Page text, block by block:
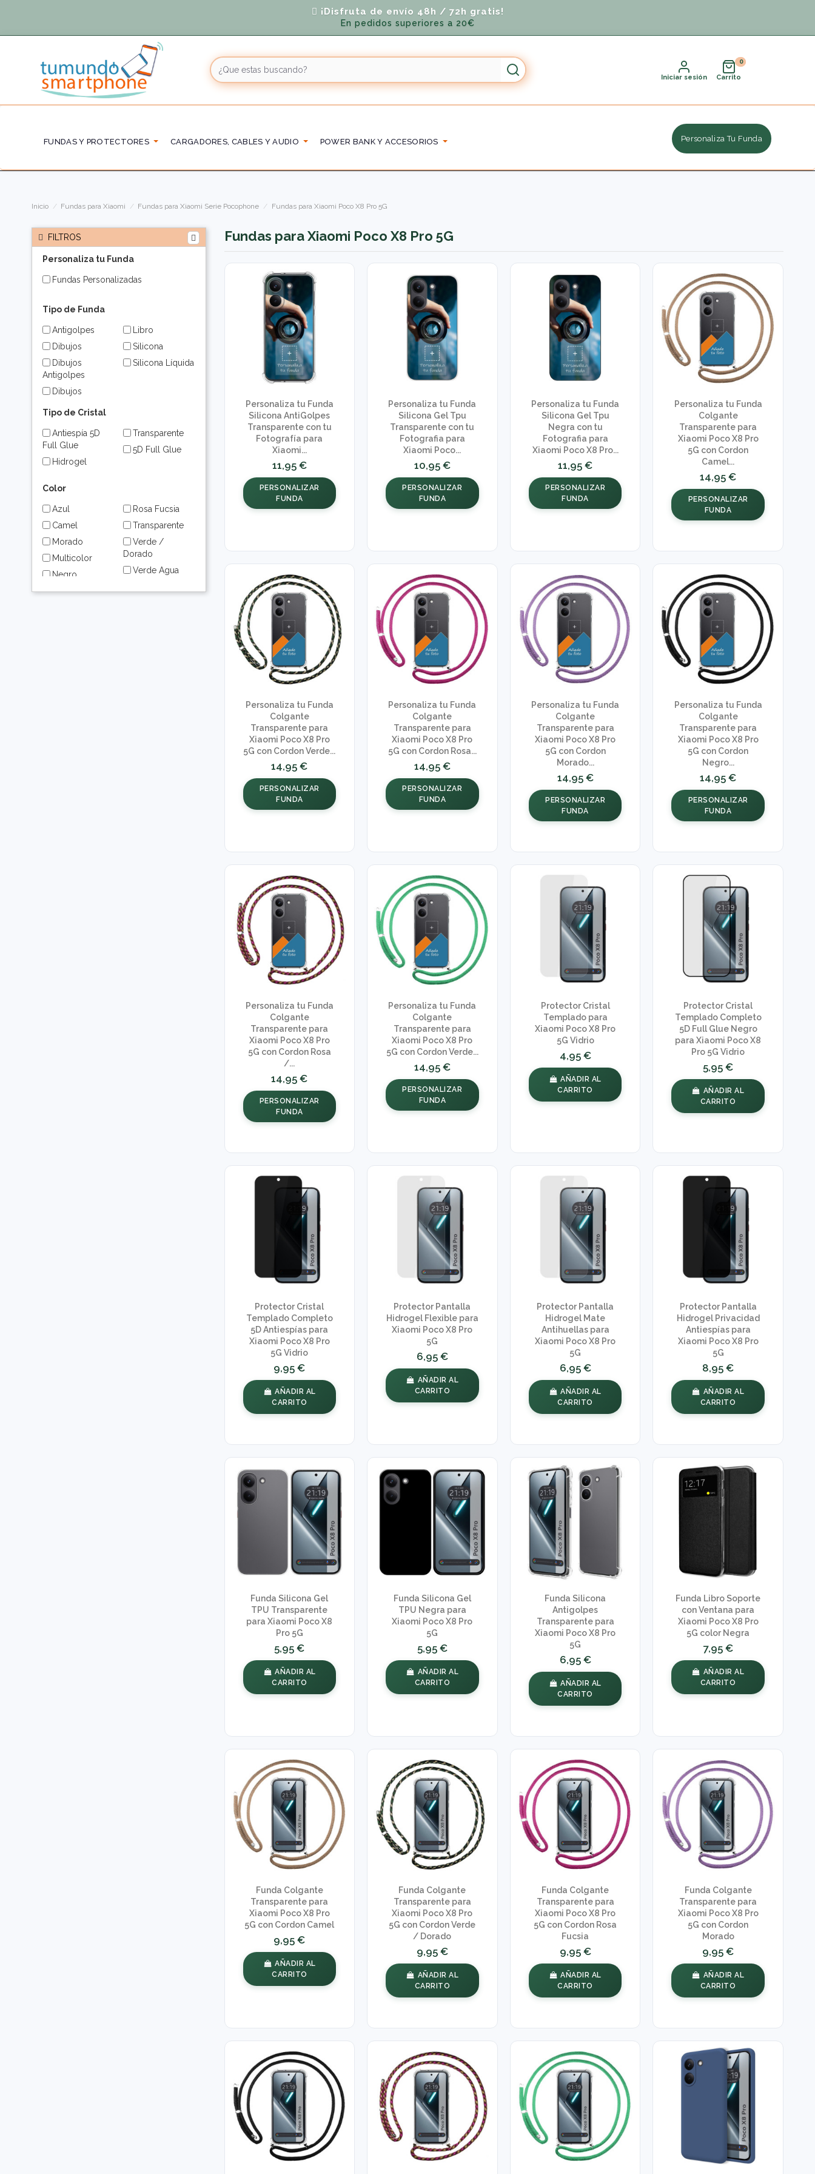
¡Disfruta de envío 48h / 72h gratis!
En pedidos superiores a 20€
Iniciar sesión Carrito
FUNDAS Y PROTECTORES CARGADORES, CABLES Y AUDIO POWER BANK Y ACCESORIOS Personaliza Tu Funda
Inicio Fundas para Xiaomi Fundas para Xiaomi Serie Pocophone Fundas para Xiaomi Poco X8 Pro 5G
Fundas para Xiaomi Poco X8 Pro 5G
Personaliza tu Funda
Silicona AntiGolpes
Transparente con tu
Fotografía para
Xiaomi...
11,95 €
PERSONALIZAR
FUNDA
Personaliza tu Funda
Silicona Gel Tpu
Transparente con tu
Fotografia para
Xiaomi Poco...
10,95 €
PERSONALIZAR
FUNDA
Personaliza tu Funda
Silicona Gel Tpu
Negra con tu
Fotografia para
Xiaomi Poco X8 Pro...
11,95 €
PERSONALIZAR
FUNDA
Personaliza tu Funda
Colgante
Transparente para
Xiaomi Poco X8 Pro
5G con Cordon
Camel...
14,95 €
PERSONALIZAR
FUNDA
Personaliza tu Funda
Colgante
Transparente para
Xiaomi Poco X8 Pro
5G con Cordon Verde...
14,95 €
PERSONALIZAR
FUNDA
Personaliza tu Funda
Colgante
Transparente para
Xiaomi Poco X8 Pro
5G con Cordon Rosa...
14,95 €
PERSONALIZAR
FUNDA
Personaliza tu Funda
Colgante
Transparente para
Xiaomi Poco X8 Pro
5G con Cordon
Morado...
14,95 €
PERSONALIZAR
FUNDA
Personaliza tu Funda
Colgante
Transparente para
Xiaomi Poco X8 Pro
5G con Cordon
Negro...
14,95 €
PERSONALIZAR
FUNDA
Personaliza tu Funda
Colgante
Transparente para
Xiaomi Poco X8 Pro
5G con Cordon Rosa
/...
14,95 €
PERSONALIZAR
FUNDA
Personaliza tu Funda
Colgante
Transparente para
Xiaomi Poco X8 Pro
5G con Cordon Verde...
14,95 €
PERSONALIZAR
FUNDA
Protector Cristal
Templado para
Xiaomi Poco X8 Pro
5G Vidrio
4,95 €
AÑADIR AL
CARRITO
Protector Cristal
Templado Completo
5D Full Glue Negro
para Xiaomi Poco X8
Pro 5G Vidrio
5,95 €
AÑADIR AL
CARRITO
Protector Cristal
Templado Completo
5D Antiespías para
Xiaomi Poco X8 Pro
5G Vidrio
9,95 €
AÑADIR AL
CARRITO
Protector Pantalla
Hidrogel Flexible para
Xiaomi Poco X8 Pro
5G
6,95 €
AÑADIR AL
CARRITO
Protector Pantalla
Hidrogel Mate
Antihuellas para
Xiaomi Poco X8 Pro
5G
6,95 €
AÑADIR AL
CARRITO
Protector Pantalla
Hidrogel Privacidad
Antiespías para
Xiaomi Poco X8 Pro
5G
8,95 €
AÑADIR AL
CARRITO
Funda Silicona Gel
TPU Transparente
para Xiaomi Poco X8
Pro 5G
5,95 €
AÑADIR AL
CARRITO
Funda Silicona Gel
TPU Negra para
Xiaomi Poco X8 Pro
5G
5,95 €
AÑADIR AL
CARRITO
Funda Silicona
Antigolpes
Transparente para
Xiaomi Poco X8 Pro
5G
6,95 €
AÑADIR AL
CARRITO
Funda Libro Soporte
con Ventana para
Xiaomi Poco X8 Pro
5G color Negra
7,95 €
AÑADIR AL
CARRITO
Funda Colgante
Transparente para
Xiaomi Poco X8 Pro
5G con Cordon Camel
9,95 €
AÑADIR AL
CARRITO
Funda Colgante
Transparente para
Xiaomi Poco X8 Pro
5G con Cordon Verde
/ Dorado
9,95 €
AÑADIR AL
CARRITO
Funda Colgante
Transparente para
Xiaomi Poco X8 Pro
5G con Cordon Rosa
Fucsia
9,95 €
AÑADIR AL
CARRITO
Funda Colgante
Transparente para
Xiaomi Poco X8 Pro
5G con Cordon
Morado
9,95 €
AÑADIR AL
CARRITO
FILTROS
Personaliza tu Funda
Fundas Personalizadas
Tipo de Funda
Antigolpes
Dibujos
Dibujos
Antigolpes
Dibujos
Libro
Silicona
Silicona Líquida
Tipo de Cristal
Antiespía 5D
Full Glue
Hidrogel
Transparente
5D Full Glue
Color
Azul
Camel
Morado
Multicolor
Negro
Rosa / Dorado
Rosa Fucsia
Transparente
Verde /
Dorado
Verde Agua